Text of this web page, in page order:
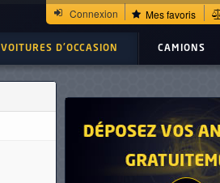
Connexion Mes favoris
VOITURES D'OCCASION CAMIONS